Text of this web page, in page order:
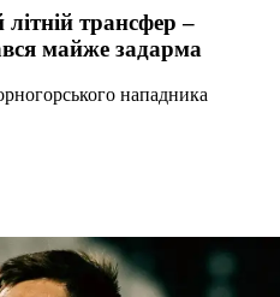
трансфер –
майже задарма
нападника